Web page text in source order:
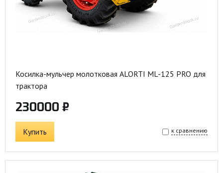
Косилка-мульчер молотковая ALORTI ML-125 PRO для
трактора
230000 ₽
Купить к сравнению